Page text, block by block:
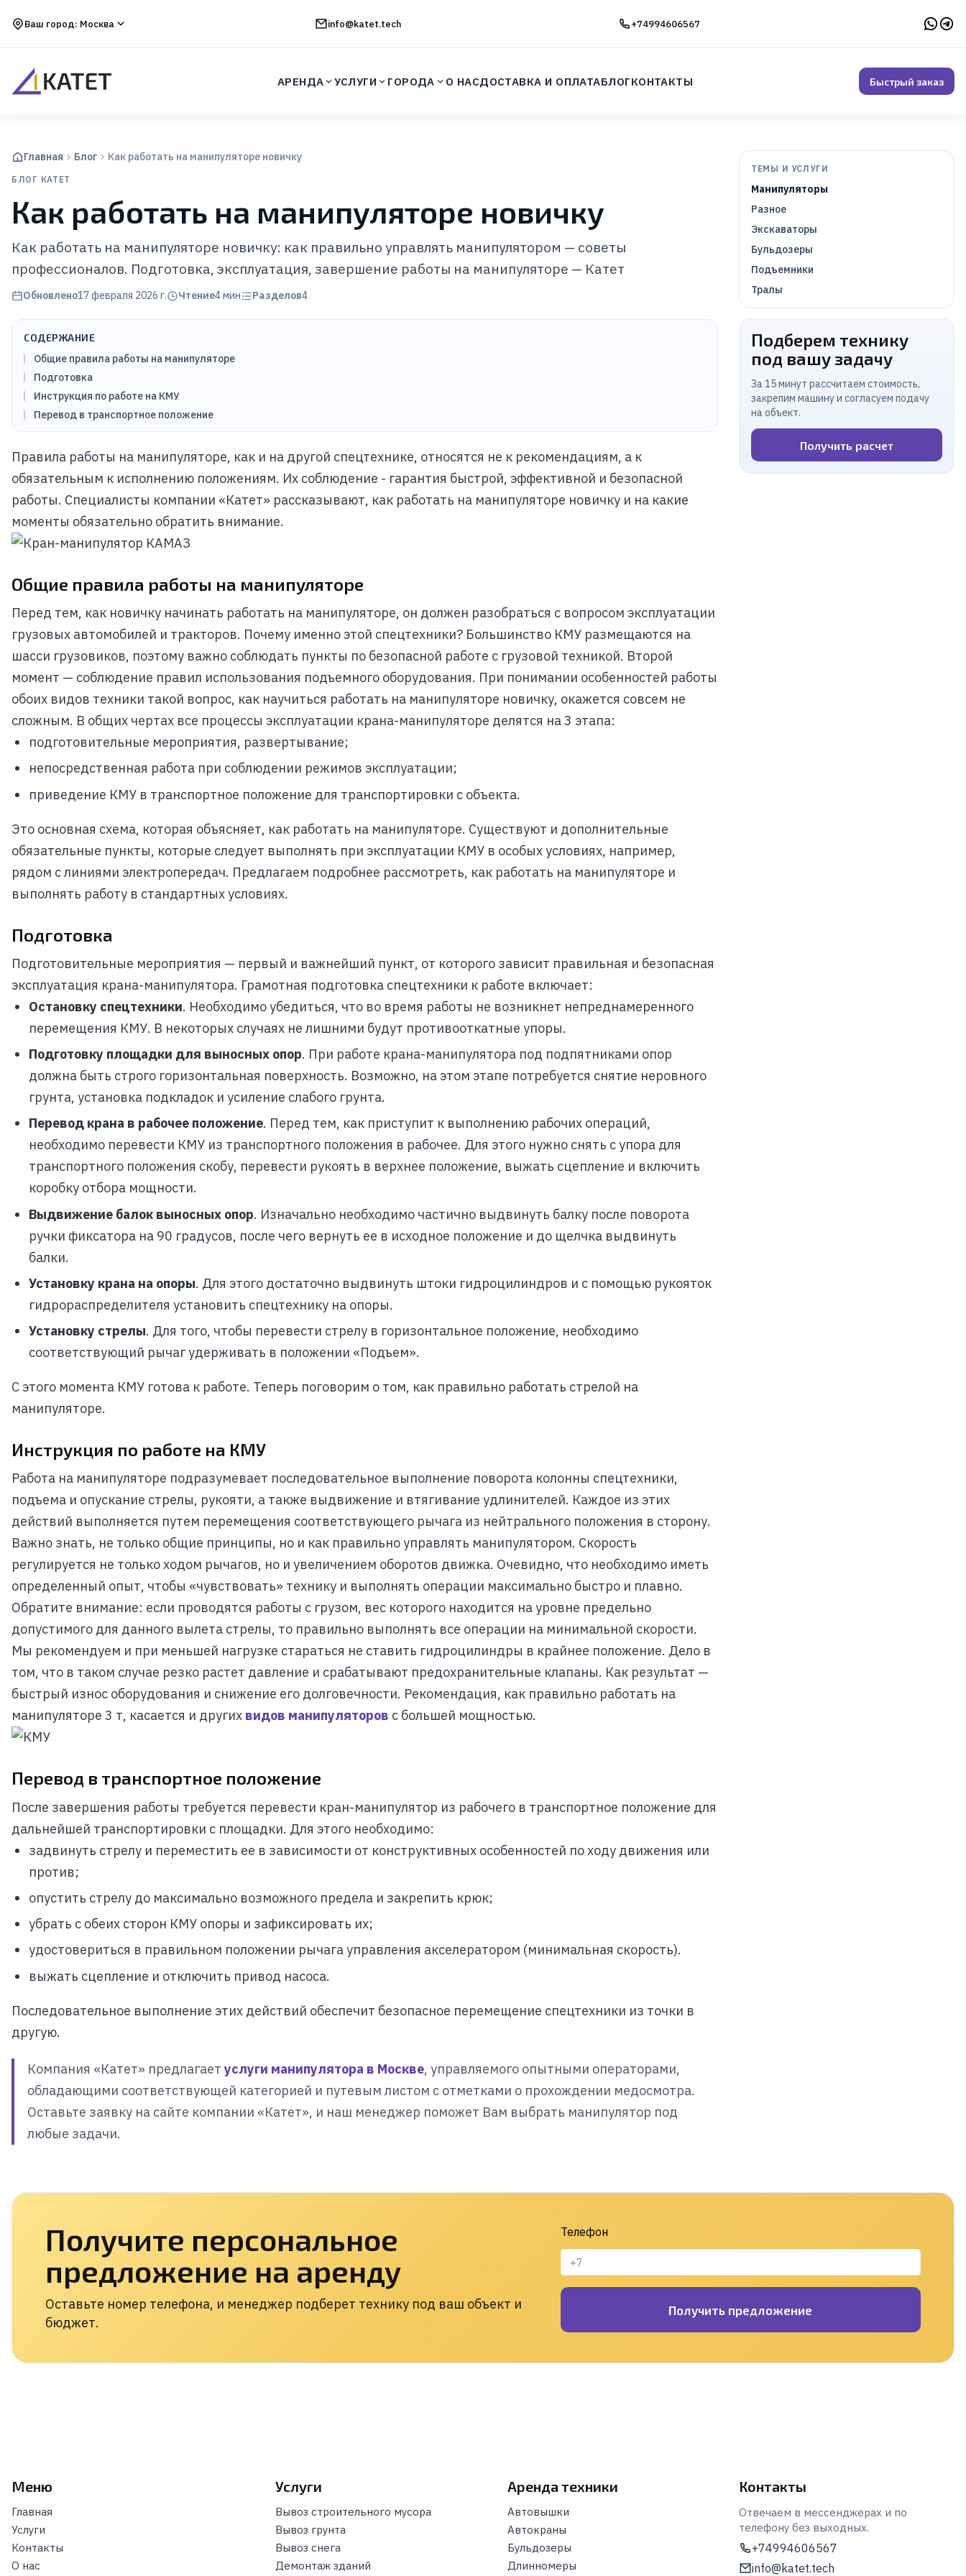
Ваш город: Москва info@katet.tech +74994606567
АРЕНДА УСЛУГИ ГОРОДА О НАСДОСТАВКА И ОПЛАТАБЛОГКОНТАКТЫ Быстрый заказ
Главная Блог Как работать на манипуляторе новичку
БЛОГ КАТЕТ
Как работать на манипуляторе новичку
Как работать на манипуляторе новичку: как правильно управлять манипулятором — советы
профессионалов. Подготовка, эксплуатация, завершение работы на манипуляторе — Катет
Обновлено17 февраля 2026 г. Чтение4мин Разделов4
СОДЕРЖАНИЕ
Общие правила работы на манипуляторе
Подготовка
Инструкция по работе на КМУ
Перевод в транспортное положение
Правила работы на манипуляторе, как и на другой спецтехнике, относятся не к рекомендациям, а к
обязательным к исполнению положениям. Их соблюдение - гарантия быстрой, эффективной и безопасной
работы. Специалисты компании «Катет» рассказывают, как работать на манипуляторе новичку и на какие
моменты обязательно обратить внимание.
Общие правила работы на манипуляторе
Перед тем, как новичку начинать работать на манипуляторе, он должен разобраться с вопросом эксплуатации
грузовых автомобилей и тракторов. Почему именно этой спецтехники? Большинство КМУ размещаются на
шасси грузовиков, поэтому важно соблюдать пункты по безопасной работе с грузовой техникой. Второй
момент — соблюдение правил использования подъемного оборудования. При понимании особенностей работы
обоих видов техники такой вопрос, как научиться работать на манипуляторе новичку, окажется совсем не
сложным. В общих чертах все процессы эксплуатации крана-манипуляторе делятся на 3 этапа:
подготовительные мероприятия, развертывание;
непосредственная работа при соблюдении режимов эксплуатации;
приведение КМУ в транспортное положение для транспортировки с объекта.
Это основная схема, которая объясняет, как работать на манипуляторе. Существуют и дополнительные
обязательные пункты, которые следует выполнять при эксплуатации КМУ в особых условиях, например,
рядом с линиями электропередач. Предлагаем подробнее рассмотреть, как работать на манипуляторе и
выполнять работу в стандартных условиях.
Подготовка
Подготовительные мероприятия — первый и важнейший пункт, от которого зависит правильная и безопасная
эксплуатация крана-манипулятора. Грамотная подготовка спецтехники к работе включает:
Остановку спецтехники. Необходимо убедиться, что во время работы не возникнет непреднамеренного
перемещения КМУ. В некоторых случаях не лишними будут противооткатные упоры.
Подготовку площадки для выносных опор. При работе крана-манипулятора под подпятниками опор
должна быть строго горизонтальная поверхность. Возможно, на этом этапе потребуется снятие неровного
грунта, установка подкладок и усиление слабого грунта.
Перевод крана в рабочее положение. Перед тем, как приступит к выполнению рабочих операций,
необходимо перевести КМУ из транспортного положения в рабочее. Для этого нужно снять с упора для
транспортного положения скобу, перевести рукоять в верхнее положение, выжать сцепление и включить
коробку отбора мощности.
Выдвижение балок выносных опор. Изначально необходимо частично выдвинуть балку после поворота
ручки фиксатора на 90 градусов, после чего вернуть ее в исходное положение и до щелчка выдвинуть
балки.
Установку крана на опоры. Для этого достаточно выдвинуть штоки гидроцилиндров и с помощью рукояток
гидрораспределителя установить спецтехнику на опоры.
Установку стрелы. Для того, чтобы перевести стрелу в горизонтальное положение, необходимо
соответствующий рычаг удерживать в положении «Подъем».
С этого момента КМУ готова к работе. Теперь поговорим о том, как правильно работать стрелой на
манипуляторе.
Инструкция по работе на КМУ
Работа на манипуляторе подразумевает последовательное выполнение поворота колонны спецтехники,
подъема и опускание стрелы, рукояти, а также выдвижение и втягивание удлинителей. Каждое из этих
действий выполняется путем перемещения соответствующего рычага из нейтрального положения в сторону.
Важно знать, не только общие принципы, но и как правильно управлять манипулятором. Скорость
регулируется не только ходом рычагов, но и увеличением оборотов движка. Очевидно, что необходимо иметь
определенный опыт, чтобы «чувствовать» технику и выполнять операции максимально быстро и плавно.
Обратите внимание: если проводятся работы с грузом, вес которого находится на уровне предельно
допустимого для данного вылета стрелы, то правильно выполнять все операции на минимальной скорости.
Мы рекомендуем и при меньшей нагрузке стараться не ставить гидроцилиндры в крайнее положение. Дело в
том, что в таком случае резко растет давление и срабатывают предохранительные клапаны. Как результат —
быстрый износ оборудования и снижение его долговечности. Рекомендация, как правильно работать на
манипуляторе 3 т, касается и других видов манипуляторов с большей мощностью.
Перевод в транспортное положение
После завершения работы требуется перевести кран-манипулятор из рабочего в транспортное положение для
дальнейшей транспортировки с площадки. Для этого необходимо:
задвинуть стрелу и переместить ее в зависимости от конструктивных особенностей по ходу движения или
против;
опустить стрелу до максимально возможного предела и закрепить крюк;
убрать с обеих сторон КМУ опоры и зафиксировать их;
удостовериться в правильном положении рычага управления акселератором (минимальная скорость).
выжать сцепление и отключить привод насоса.
Последовательное выполнение этих действий обеспечит безопасное перемещение спецтехники из точки в
другую.
Компания «Катет» предлагает услуги манипулятора в Москве, управляемого опытными операторами,
обладающими соответствующей категорией и путевым листом с отметками о прохождении медосмотра.
Оставьте заявку на сайте компании «Катет», и наш менеджер поможет Вам выбрать манипулятор под
любые задачи.
ТЕМЫ И УСЛУГИ
Манипуляторы
Разное
Экскаваторы
Бульдозеры
Подъемники
Тралы
Подберем технику
под вашу задачу
За 15 минут рассчитаем стоимость,
закрепим машину и согласуем подачу
на объект.
Получить расчет
Получите персональное
предложение на аренду
Оставьте номер телефона, и менеджер подберет технику под ваш объект и
бюджет.
Телефон
Получить предложение
Меню
Главная
Услуги
Контакты
О нас
Услуги
Вывоз строительного мусора
Вывоз грунта
Вывоз снега
Демонтаж зданий
Аренда техники
Автовышки
Автокраны
Бульдозеры
Длинномеры
Контакты
Отвечаем в мессенджерах и по
телефону без выходных.
+74994606567
info@katet.tech